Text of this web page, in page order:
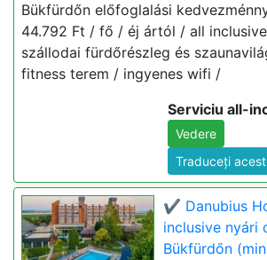
Bükfürdőn előfoglalási
44.792 Ft / fő / éj ártól / all
szállodai fürdőrészleg és
fitness terem / ingyenes wifi /
Serviciu all-
Vedere
Traduceți
✔️ Danubius
inclusive nyári
Bükfürdőn